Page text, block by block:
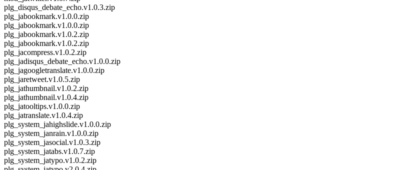
plg_disqus_debate_echo.v1.0.3.zip
plg_jabookmark.v1.0.0.zip
plg_jabookmark.v1.0.0.zip
plg_jabookmark.v1.0.2.zip
plg_jabookmark.v1.0.2.zip
plg_jacompress.v1.0.2.zip
plg_jadisqus_debate_echo.v1.0.0.zip
plg_jagoogletranslate.v1.0.0.zip
plg_jaretweet.v1.0.5.zip
plg_jathumbnail.v1.0.2.zip
plg_jathumbnail.v1.0.4.zip
plg_jatooltips.v1.0.0.zip
plg_jatranslate.v1.0.4.zip
plg_system_jahighslide.v1.0.0.zip
plg_system_janrain.v1.0.0.zip
plg_system_jasocial.v1.0.3.zip
plg_system_jatabs.v1.0.7.zip
plg_system_jatypo.v1.0.2.zip